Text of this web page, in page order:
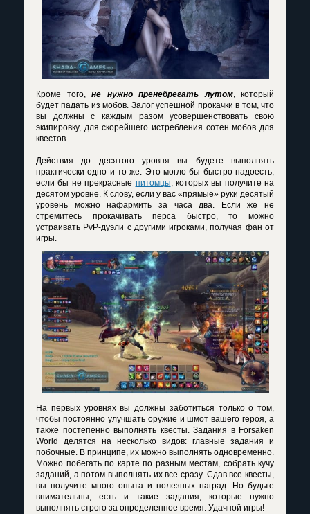
Кроме того, не нужно пренебрегать лутом, который
будет падать из мобов. Залог успешной прокачки в том, что
вы должны с каждым разом усовершенствовать свою
экипировку, для скорейшего истребления сотен мобов для
квестов.
Действия до десятого уровня вы будете выполнять
практически одно и то же. Это могло бы быстро надоесть,
если бы не прекрасные питомцы , которых вы получите на
десятом уровне. К слову, если у вас «прямые» руки десятый
уровень можно нафармить за часа два . Если же не
стремитесь прокачивать перса быстро, то можно
устраивать PvP-дуэли с другими игроками, получая фан от
игры.
На первых уровнях вы должны заботиться только о том,
чтобы постоянно улучшать оружие и шмот вашего героя, а
также постепенно выполнять квесты. Задания в Forsaken
World делятся на несколько видов: главные задания и
побочные. В принципе, их можно выполнять одновременно.
Можно побегать по карте по разным местам, собрать кучу
заданий, а потом выполнять их все сразу. Сдав все квесты,
вы получите много опыта и полезных наград. Но будьте
внимательны, есть и такие задания, которые нужно
выполнять строго за определенное время. Удачной игры!